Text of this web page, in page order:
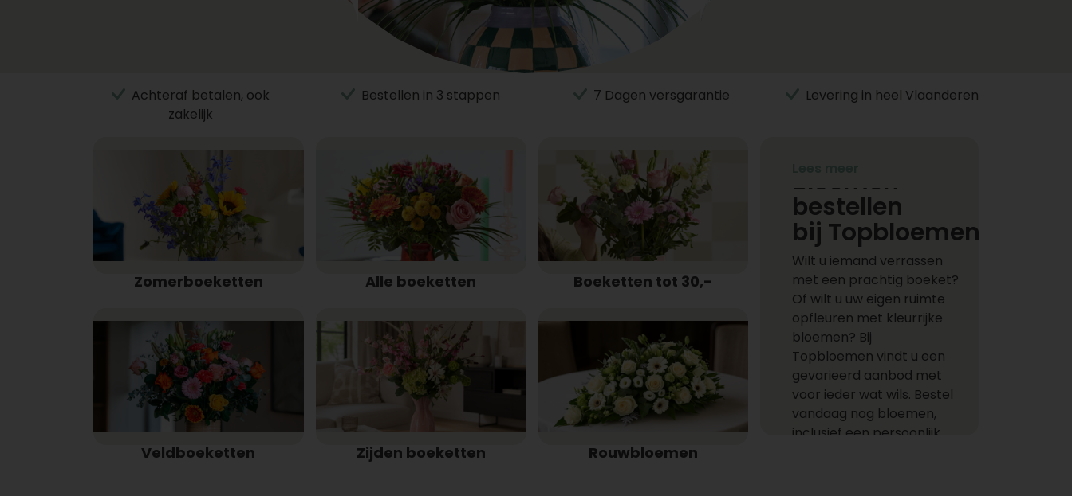
Achteraf betalen, ook
zakelijk
Bestellen in 3 stappen 7 Dagen versgarantie Levering in heel Vlaanderen
Zomerboeketten Alle boeketten Boeketten tot 30,-
Veldboeketten Zijden boeketten Rouwbloemen
Bloemen
bestellen
bij Topbloemen
Wilt u iemand verrassen
met een prachtig boeket?
Of wilt u uw eigen ruimte
opfleuren met kleurrijke
bloemen? Bij
Topbloemen vindt u een
gevarieerd aanbod met
voor ieder wat wils. Bestel
vandaag nog bloemen,
inclusief een persoonlijk